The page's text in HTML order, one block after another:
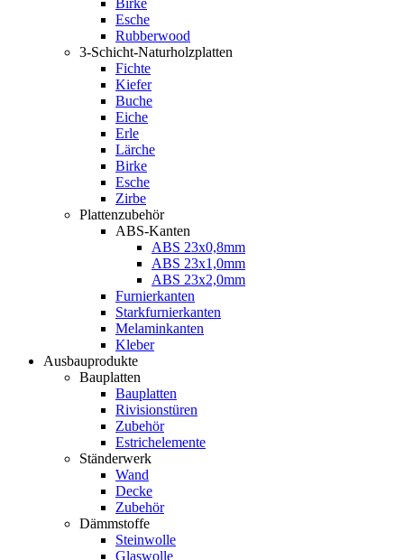
Birke
Esche
Rubberwood
3-Schicht-Naturholzplatten
Fichte
Kiefer
Buche
Eiche
Erle
Lärche
Birke
Esche
Zirbe
Plattenzubehör
ABS-Kanten
ABS 23x0,8mm
ABS 23x1,0mm
ABS 23x2,0mm
Furnierkanten
Starkfurnierkanten
Melaminkanten
Kleber
Ausbauprodukte
Bauplatten
Bauplatten
Rivisionstüren
Zubehör
Estrichelemente
Ständerwerk
Wand
Decke
Zubehör
Dämmstoffe
Steinwolle
Glaswolle